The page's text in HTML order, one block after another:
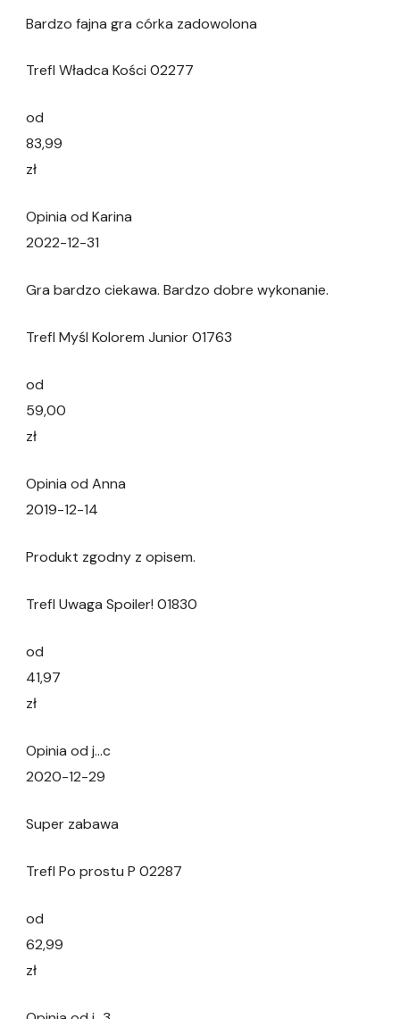
Bardzo fajna gra córka zadowolona
Trefl Władca Kości 02277
od
83,99
zł
Opinia od Karina
2022-12-31
Gra bardzo ciekawa. Bardzo dobre wykonanie.
Trefl Myśl Kolorem Junior 01763
od
59,00
zł
Opinia od Anna
2019-12-14
Produkt zgodny z opisem.
Trefl Uwaga Spoiler! 01830
od
41,97
zł
Opinia od j…c
2020-12-29
Super zabawa
Trefl Po prostu P 02287
od
62,99
zł